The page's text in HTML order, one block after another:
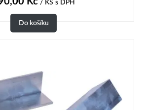
/ KS s DPH
Do košíku